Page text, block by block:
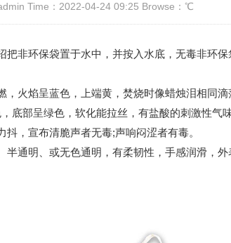
Time：2022-04-24 09:25 Browse：℃
非环保袋置于水中，并按入水底，无毒非环保
火焰呈蓝色，上端黄，焚烧时像蜡烛泪相同滴
底部呈绿色，软化能拉丝，有盐酸的刺激性气味
，宣布清脆声者无毒;声响闷涩者有毒。
通明、或无色通明，有柔韧性，手感润滑，外